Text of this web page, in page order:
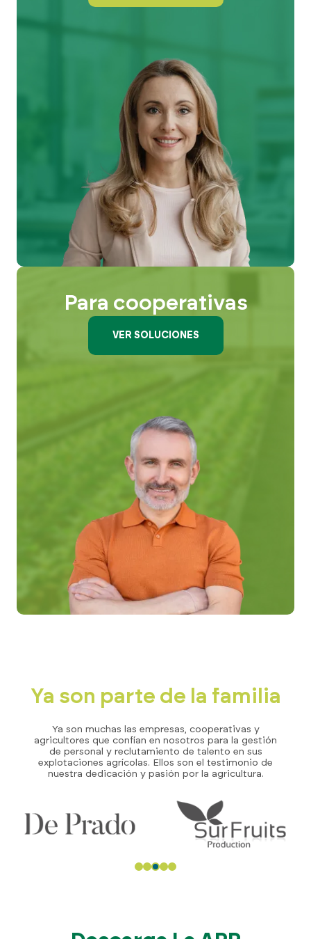
Para cooperativas
VER SOLUCIONES
Ya son parte de la familia
Ya son muchas las empresas, cooperativas y
agricultores que confían en nosotros para la gestión
de personal y reclutamiento de talento en sus
explotaciones agrícolas. Ellos son el testimonio de
nuestra dedicación y pasión por la agricultura.